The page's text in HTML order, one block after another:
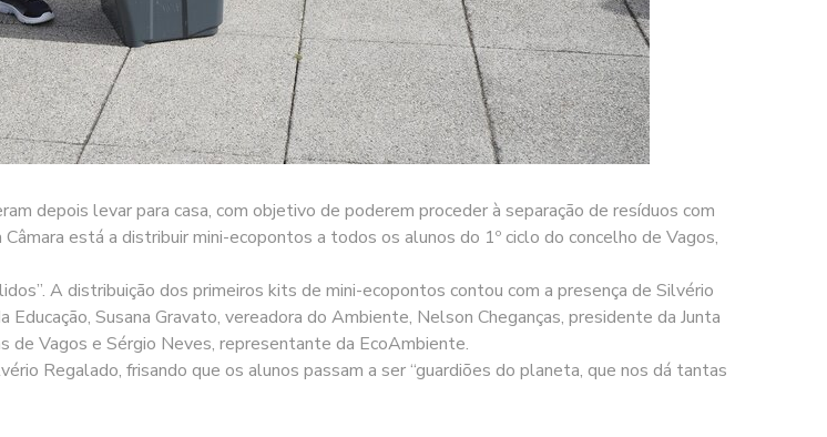
depois levar para casa, com objetivo de poderem proceder à separação de resíduos com
está a distribuir mini-ecopontos a todos os alunos do 1º ciclo do concelho de Vagos,
A distribuição dos primeiros kits de mini-ecopontos contou com a presença de Silvério
Susana Gravato, vereadora do Ambiente, Nelson Cheganças, presidente da Junta
de Vagos e Sérgio Neves, representante da EcoAmbiente.
Regalado, frisando que os alunos passam a ser “guardiões do planeta, que nos dá tantas